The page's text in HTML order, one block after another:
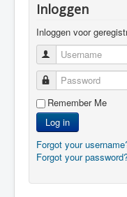
Inloggen
Inloggen voor
Username
Password
Remember Me
Log in
Forgot your
Forgot your